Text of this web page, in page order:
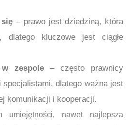
się – prawo jest dziedziną, która
dlatego kluczowe jest ciągłe
zespole– często prawnicy
specjalistami, dlatego ważna jest
komunikacji i kooperacji.
umiejętności, nawet najlepsza